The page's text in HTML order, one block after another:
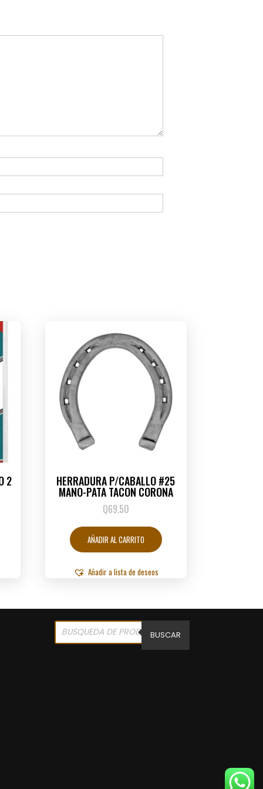
2 HERRADURA P/CABALLO #25
MANO-PATA TACON CORONA
Q69.50
AÑADIR AL CARRITO
Añadir a lista de deseos
Products
search BUSCAR